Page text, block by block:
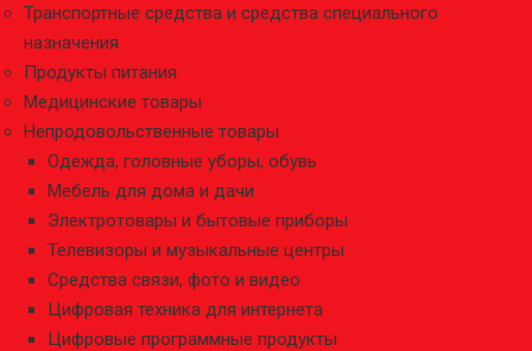
Транспортные средства и средства специального
назначения
Продукты питания
Медицинские товары
Непродовольственные товары
Одежда, головные уборы, обувь
Мебель для дома и дачи
Электротовары и бытовые приборы
Телевизоры и музыкальные центры
Средства связи, фото и видео
Цифровая техника для интернета
Цифровые программные продукты